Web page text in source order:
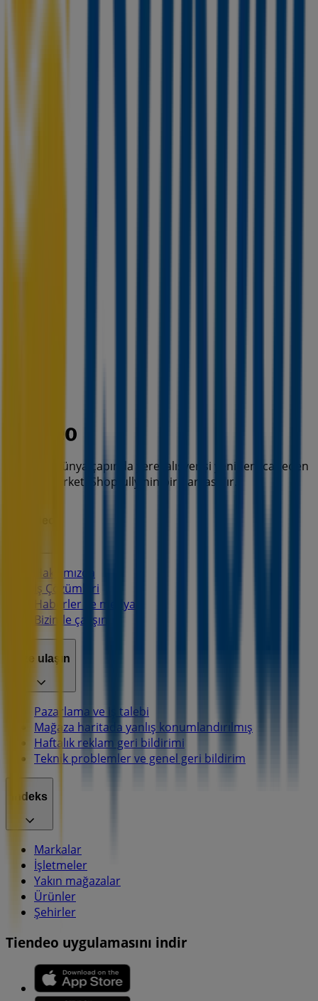
Tiendeo, dünya çapında yerel alışverişi yeniden icat eden
teknoloji şirketi Shopfully'nin bir parçasıdır.
Hakkımızda
İş Çözümleri
Haberler ve medya
Bizimle çalışın
Bize ulaşın
Pazarlama ve iş talebi
Mağaza haritada yanlış konumlandırılmış
Haftalık reklam geri bildirimi
Teknik problemler ve genel geri bildirim
İndeks
Markalar
İşletmeler
Yakın mağazalar
Ürünler
Şehirler
Tiendeo uygulamasını indir